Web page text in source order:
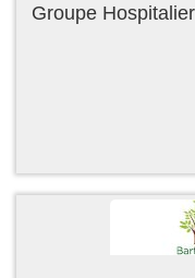
Groupe